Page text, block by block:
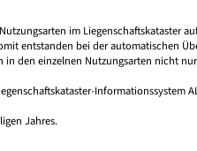
im Liegenschaftskataster
entstanden bei der automatischen
in den einzelnen Nutzungsarten nicht
Informationssystem
Jahres.